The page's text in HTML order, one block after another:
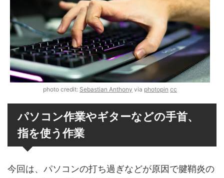
photo credit: Sebastian Anthony via photopin cc
パソコン作業やギターなどの手首、
指を使う作業
今回は、パソコンの打ち過ぎなどが原因で腱鞘炎の